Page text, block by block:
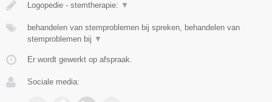
Logopedie - stemtherapie: ▼
behandelen van stemproblemen bij spreken, behandelen van
stemproblemen bij ▼
Er wordt gewerkt op afspraak.
Sociale media: